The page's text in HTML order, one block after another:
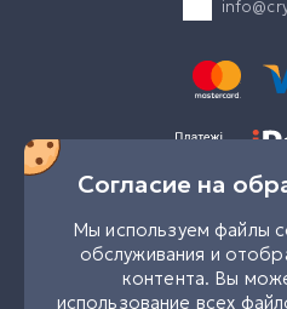
Мы в
Согласие на
Мы используем файлы
обслуживания и
контента. Вы
использование всех